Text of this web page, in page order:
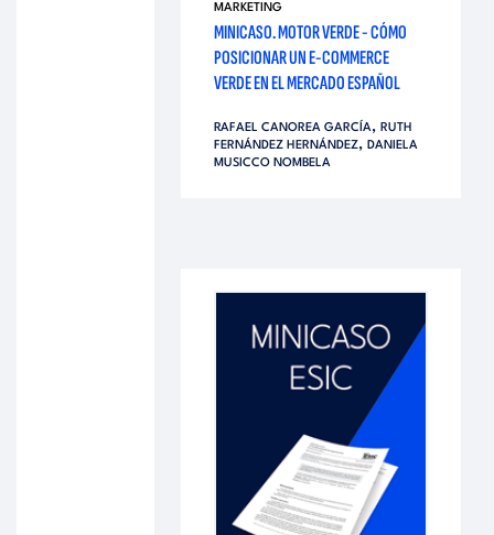
MARKETING
MINICASO. MOTOR VERDE - CÓMO
POSICIONAR UN E-COMMERCE
VERDE EN EL MERCADO ESPAÑOL
RAFAEL CANOREA GARCÍA, RUTH
FERNÁNDEZ HERNÁNDEZ, DANIELA
MUSICCO NOMBELA